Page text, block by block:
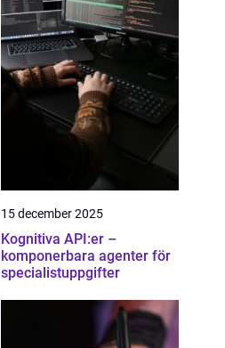
15 december 2025
Kognitiva API:er –
komponerbara agenter för
specialistuppgifter